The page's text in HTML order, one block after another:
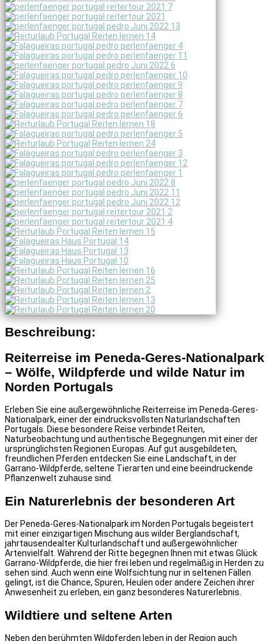
Beschreibung:
Reiterreise im Peneda-Geres-Nationalpark
– Wölfe, Wildpferde und wilde Natur im
Norden Portugals
Erleben Sie eine außergewöhnliche Reiterreise im Peneda-Geres-
Nationalpark, einer der eindrucksvollsten Naturlandschaften
Portugals. Diese besondere Reise verbindet Reiten,
Naturbeobachtung und authentische Begegnungen mit einer der
ursprünglichsten Regionen Europas. Auf gut ausgebildeten,
freundlichen Pferden entdecken Sie eine Landschaft, in der
Garrano-Wildpferde, seltene Tierarten und eine beeindruckende
Pflanzenwelt zuhause sind.
Ein Naturerlebnis der besonderen Art
Der Peneda-Geres-Nationalpark im Norden Portugals begeistert
mit einer einzigartigen Mischung aus wilder Berglandschaft,
jahrtausendealter Kulturlandschaft und außergewöhnlicher
Artenvielfalt. Während der Ritte begegnen Ihnen mit etwas Glück
Garrano-Wildpferde, die hier frei leben und regelmäßig in Herden zu
sehen sind. Auch wenn eine Wolfsichtung nur in seltenen Fällen
gelingt, ist die Chance, Spuren, Heulen oder andere Zeichen ihrer
Anwesenheit zu erleben, ein ganz besonderes Naturerlebnis.
Wildtiere und seltene Arten
Neben den berühmten Wildpferden leben in der Region auch